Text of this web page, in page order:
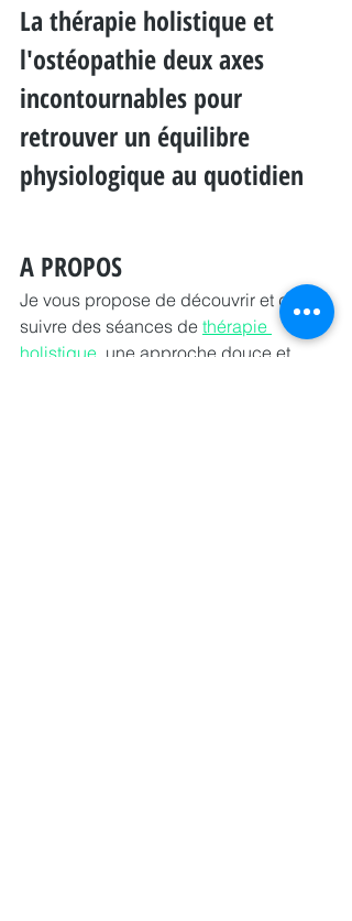
La thérapie holistique et
l'ostéopathie deux axes
incontournables pour
retrouver un équilibre
physiologique au quotidien
A PROPOS
Je vous propose de découvrir et de
suivre des séances de thérapie
holistique , une approche douce et